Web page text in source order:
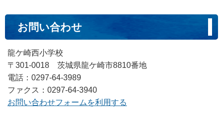
お問い合わせ
龍ケ崎西小学校
〒301-0018 茨城県龍ケ崎市8810番地
電話：0297-64-3989
ファクス：0297-64-3940
お問い合わせフォームを利用する